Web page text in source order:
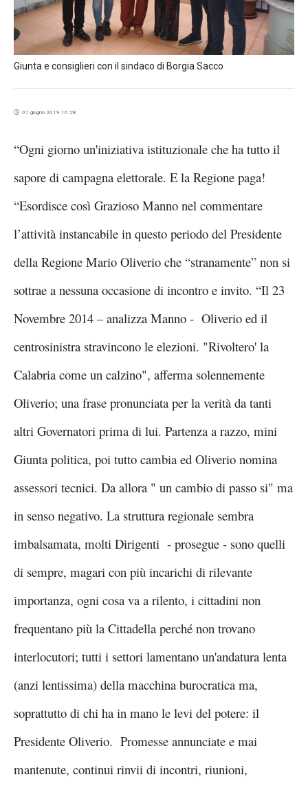
Giunta e consiglieri con il sindaco di Borgia Sacco
07 giugno 2019 16:28
“Ogni giorno un'iniziativa istituzionale che ha tutto il
sapore di campagna elettorale. E la Regione paga!
“Esordisce così Grazioso Manno nel commentare
l’attività instancabile in questo periodo del Presidente
della Regione Mario Oliverio che “stranamente” non si
sottrae a nessuna occasione di incontro e invito. “Il 23
Novembre 2014 – analizza Manno - Oliverio ed il
centrosinistra stravincono le elezioni. "Rivoltero' la
Calabria come un calzino", afferma solennemente
Oliverio; una frase pronunciata per la verità da tanti
altri Governatori prima di lui. Partenza a razzo, mini
Giunta politica, poi tutto cambia ed Oliverio nomina
assessori tecnici. Da allora " un cambio di passo si" ma
in senso negativo. La struttura regionale sembra
imbalsamata, molti Dirigenti - prosegue - sono quelli
di sempre, magari con più incarichi di rilevante
importanza, ogni cosa va a rilento, i cittadini non
frequentano più la Cittadella perché non trovano
interlocutori; tutti i settori lamentano un'andatura lenta
(anzi lentissima) della macchina burocratica ma,
soprattutto di chi ha in mano le levi del potere: il
Presidente Oliverio. Promesse annunciate e mai
mantenute, continui rinvii di incontri, riunioni,